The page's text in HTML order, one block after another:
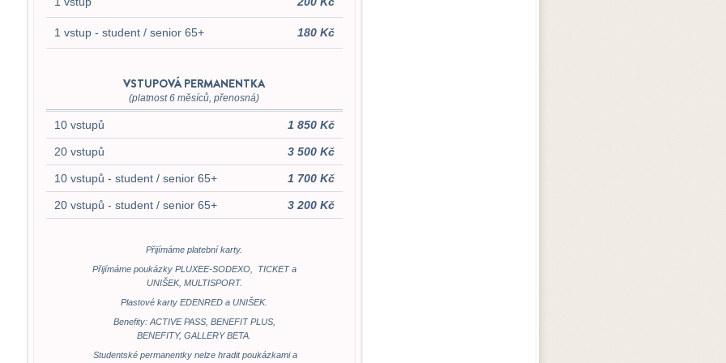
1 vstup - student / senior 65+ 180 Kč
VSTUPOVÁ PERMANENTKA
(platnost 6 měsíců, přenosná)
10 vstupů 1 850 Kč
20 vstupů 3 500 Kč
10 vstupů - student / senior 65+ 1 700 Kč
20 vstupů - student / senior 65+ 3 200 Kč
Přijímáme platební karty.
Přijímáme poukázky PLUXEE-SODEXO, TICKET a
UNIŠEK, MULTISPORT.
Plastové karty EDENRED a UNIŠEK.
Benefity: ACTIVE PASS, BENEFIT PLUS,
BENEFITY, GALLERY BETA.
Studentské permanentky nelze hradit poukázkami a